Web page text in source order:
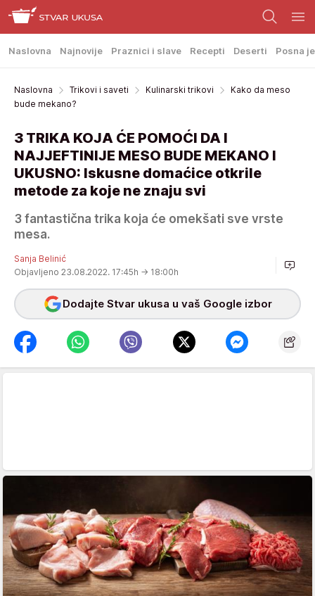
Naslovna Najnovije Praznici i slave Recepti Deserti Posna
Naslovna Trikovi i saveti Kulinarski trikovi
Kako da meso
bude mekano?
3 TRIKA KOJA ĆE POMOĆI DA I
NAJJEFTINIJE MESO BUDE MEKANO I
UKUSNO: Iskusne domaćice otkrile
metode za koje ne znaju svi
3 fantastična trika koja će omekšati sve vrste
mesa.
Sanja Belinić
Objavljeno 23.08.2022. 17:45h → 18:00h
Dodajte Stvar ukusa u vaš Google izbor